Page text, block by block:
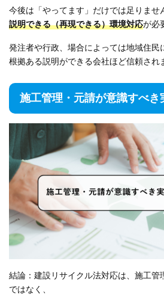
今後は「やってます」だけでは足りませ
説明できる（再現できる）環境対応が必
発注者や行政、場合によっては地域住民
根拠ある説明ができる会社ほど信頼され
施工管理・元請が意識すべき
結論：建設リサイクル法対応は、施工管
ではなく、